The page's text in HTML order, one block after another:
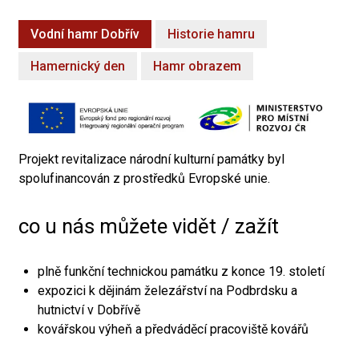
Vodní hamr Dobřív Historie hamru
Hamernický den Hamr obrazem
Projekt revitalizace národní kulturní památky byl
spolufinancován z prostředků Evropské unie.
co u nás můžete vidět / zažít
plně funkční technickou památku z konce 19. století
expozici k dějinám železářství na Podbrdsku a
hutnictví v Dobřívě
kovářskou výheň a předváděcí pracoviště kovářů